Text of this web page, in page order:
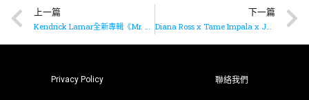
上一篇
Kendrick Lamar全新專輯《Mr. Morale & The Big Steppers》 已推出
下一篇
Diana Ross x Tame Impala x Jack Antonoff 推出《Turn Up The Sunshine》
Privacy Policy 聯絡我們